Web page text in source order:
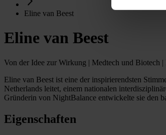
Eline van Beest
Eline van Beest
Von der Idee zur Wirkung | Medtech und Biotech |
Eline van Beest ist eine der inspirierendsten
Netherlands leitet, einem nationalen
Gründerin von NightBalance entwickelte sie den
Eigenschaften